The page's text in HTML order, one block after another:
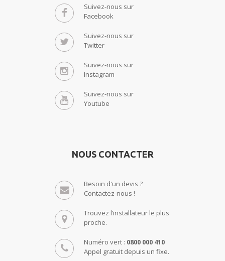
Suivez-nous sur
Facebook
Suivez-nous sur
Twitter
Suivez-nous sur
Instagram
Suivez-nous sur
Youtube
NOUS CONTACTER
Besoin d'un devis ?
Contactez-nous !
Trouvez l’installateur le plus
proche.
Numéro vert : 0800 000 410
Appel gratuit depuis un fixe.